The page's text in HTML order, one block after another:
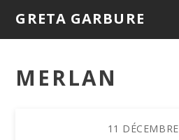
GRETA GARBURE
MERLAN
11 DÉCEMBRE